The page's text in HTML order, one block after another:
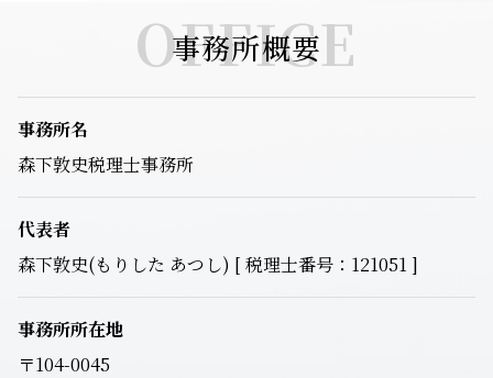
OFFICE
事務所概要
事務所名
森下敦史税理士事務所
代表者
森下敦史(もりした あつし) [ 税理士番号：121051 ]
事務所所在地
〒104-0045